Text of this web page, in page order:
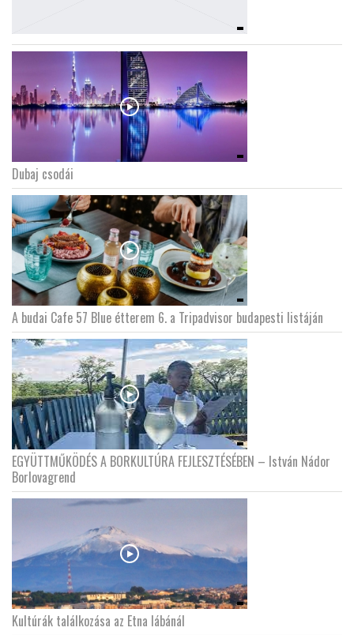
Dubaj csodái
A budai Cafe 57 Blue étterem 6. a Tripadvisor budapesti listáján
EGYÜTTMŰKÖDÉS A BORKULTÚRA FEJLESZTÉSÉBEN – István Nádor
Borlovagrend
Kultúrák találkozása az Etna lábánál